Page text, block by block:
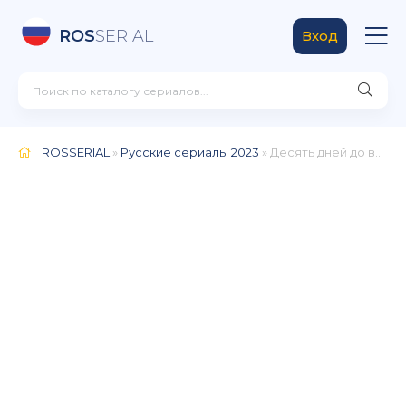
ROSSERIAL Вход
ROSSERIAL » Русские сериалы 2023 » Десять дней до весны (2024)